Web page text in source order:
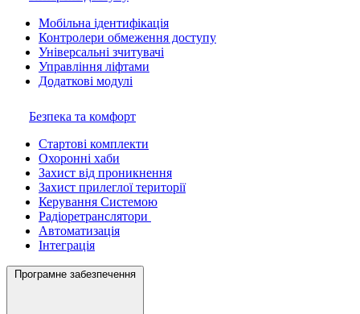
Мобільна ідентифікація
Контролери обмеження доступу
Універсальні зчитувачі
Управління ліфтами
Додаткові модулі
Безпека та комфорт
Стартові комплекти
Охоронні хаби
Захист від проникнення
Захист прилеглої території
Керування Системою
Радіоретранслятори
Автоматизація
Інтеграція
Програмне забезпечення